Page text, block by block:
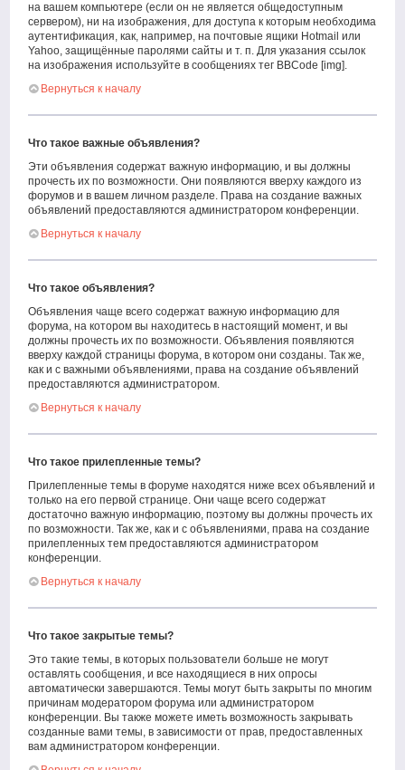
на вашем компьютере (если он не является общедоступным
сервером), ни на изображения, для доступа к которым необходима
аутентификация, как, например, на почтовые ящики Hotmail или
Yahoo, защищённые паролями сайты и т. п. Для указания ссылок
на изображения используйте в сообщениях тег BBCode [img].
Вернуться к началу
Что такое важные объявления?
Эти объявления содержат важную информацию, и вы должны
прочесть их по возможности. Они появляются вверху каждого из
форумов и в вашем личном разделе. Права на создание важных
объявлений предоставляются администратором конференции.
Вернуться к началу
Что такое объявления?
Объявления чаще всего содержат важную информацию для
форума, на котором вы находитесь в настоящий момент, и вы
должны прочесть их по возможности. Объявления появляются
вверху каждой страницы форума, в котором они созданы. Так же,
как и с важными объявлениями, права на создание объявлений
предоставляются администратором.
Вернуться к началу
Что такое прилепленные темы?
Прилепленные темы в форуме находятся ниже всех объявлений и
только на его первой странице. Они чаще всего содержат
достаточно важную информацию, поэтому вы должны прочесть их
по возможности. Так же, как и с объявлениями, права на создание
прилепленных тем предоставляются администратором
конференции.
Вернуться к началу
Что такое закрытые темы?
Это такие темы, в которых пользователи больше не могут
оставлять сообщения, и все находящиеся в них опросы
автоматически завершаются. Темы могут быть закрыты по многим
причинам модератором форума или администратором
конференции. Вы также можете иметь возможность закрывать
созданные вами темы, в зависимости от прав, предоставленных
вам администратором конференции.